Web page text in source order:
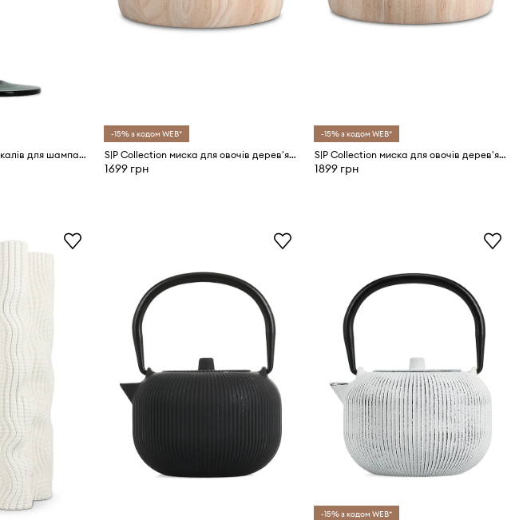
S|P Collection набір бокалів для шампанського з кольорового скла 230 ml
-15% з кодом WEB*
S|P Collection миска для овочів дерев'яна 28 x 6,5 cm
1699 грн
-15% з кодом WEB*
S|P Collection миска для овочів дерев'яна 37 x 7 cm
1899 грн
-15% з кодом WEB*